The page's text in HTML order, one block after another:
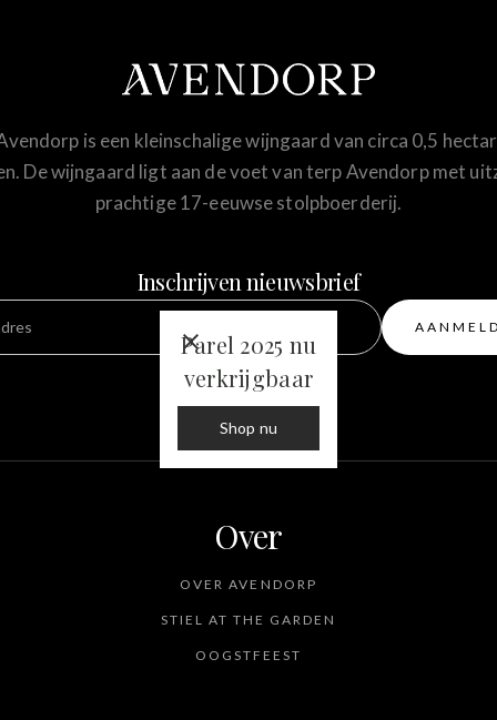
is een kleinschalige wijngaard van circa 0,5
De wijngaard ligt aan de voet van terp Avendorp met
prachtige 17-eeuwse stolpboerderij.
Inschrijven nieuwsbrief
Over
OVER AVENDORP
STIEL AT THE GARDEN
OOGSTFEEST
Parel 2025 nu
verkrijgbaar
Shop nu